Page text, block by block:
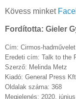
Kövess minket
Fordította: Gieler
Cím: Cirmos-hadművelet
Eredeti cím: Talk to the
Szerző: Melinda Metz
Kiadó: General Press Kft.
Oldalak száma: 368
Megjelenés: 2020. június